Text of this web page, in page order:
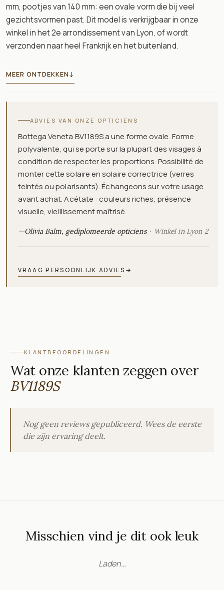
mm, pootjes van 140 mm: een ovale vorm die bij veel
gezichtsvormen past. Dit model is verkrijgbaar in onze
winkel in het 2e arrondissement van Lyon, of wordt
verzonden naar heel Frankrijk en het buitenland.
MEER ONTDEKKEN↓
ADVIES VAN ONZE OPTICIENS
Bottega Veneta BV1189S a une forme ovale. Forme
polyvalente, qui se porte sur la plupart des visages à
condition de respecter les proportions. Possibilité de
monter cette solaire en solaire correctrice (verres
teintés ou polarisants). Échangeons sur votre usage
avant achat. Acétate : couleurs riches, présence
visuelle, vieillissement maîtrisé.
—Olivia Balm, gediplomeerde opticiens Winkel in Lyon 2
VRAAG PERSOONLIJK ADVIES →
KLANTBEOORDELINGEN
Wat onze klanten zeggen over
BV1189S
Nog geen reviews gepubliceerd. Wees de eerste
die zijn ervaring deelt.
Misschien vind je dit ook leuk
Laden…